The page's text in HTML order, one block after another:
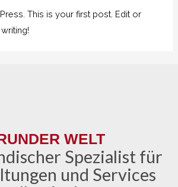
This is your first post. Edit or
WELT
Spezialist für
und Services